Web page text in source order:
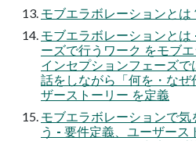
モブエラボレーションとは
モブエラボレーションと
ーズで行うワーク をモブ
インセプションフェーズ
話をしながら「何を・な
ザーストーリー を定義
モブエラボレーションで
う - 要件定義、ユーザー